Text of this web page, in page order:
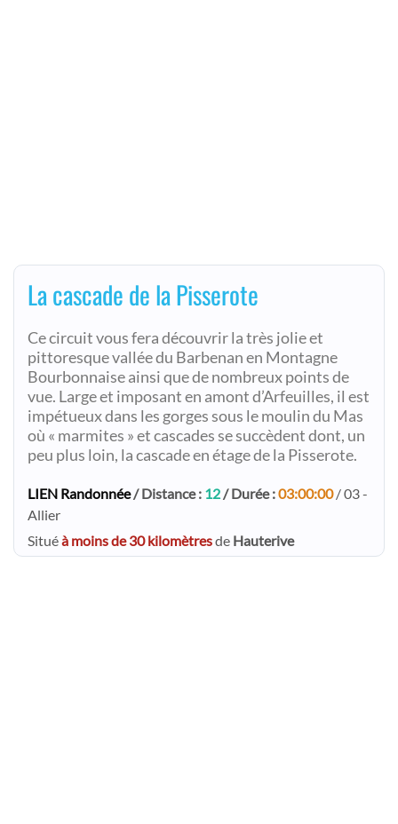
La cascade de la Pisserote
Ce circuit vous fera découvrir la très jolie et
pittoresque vallée du Barbenan en Montagne
Bourbonnaise ainsi que de nombreux points de
vue. Large et imposant en amont d’Arfeuilles, il est
impétueux dans les gorges sous le moulin du Mas
où « marmites » et cascades se succèdent dont, un
peu plus loin, la cascade en étage de la Pisserote.
LIEN Randonnée/ Distance : 12/ Durée :03:00:00/ 03 -
Allier
Situéà moins de 30 kilomètresde Hauterive